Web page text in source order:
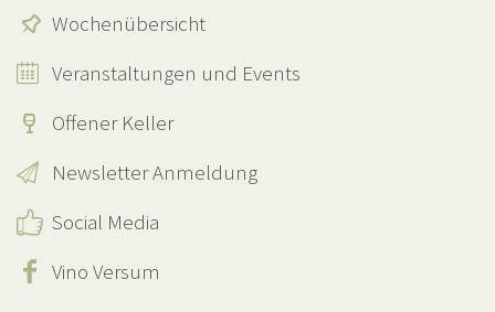
Wochenübersicht
Veranstaltungen und Events
Offener Keller
Newsletter Anmeldung
Social Media
Vino Versum